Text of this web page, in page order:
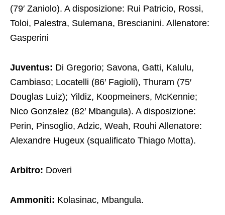
(79′ Zaniolo). A disposizione: Rui Patricio, Rossi,
Toloi, Palestra, Sulemana, Brescianini. Allenatore:
Gasperini
Juventus: Di Gregorio; Savona, Gatti, Kalulu,
Cambiaso; Locatelli (86′ Fagioli), Thuram (75′
Douglas Luiz); Yildiz, Koopmeiners, McKennie;
Nico Gonzalez (82′ Mbangula). A disposizione:
Perin, Pinsoglio, Adzic, Weah, Rouhi Allenatore:
Alexandre Hugeux (squalificato Thiago Motta).
Arbitro: Doveri
Ammoniti: Kolasinac, Mbangula.